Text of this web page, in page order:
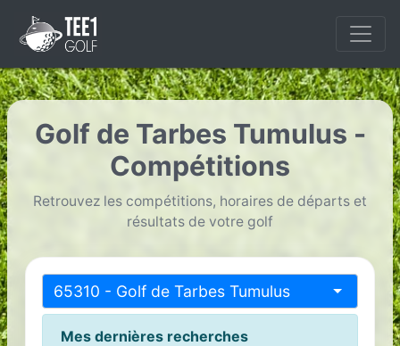
Golf de Tarbes Tumulus -
Compétitions
Retrouvez les compétitions, horaires de départs et
résultats de votre golf
65310 - Golf de Tarbes Tumulus
Mes dernières recherches